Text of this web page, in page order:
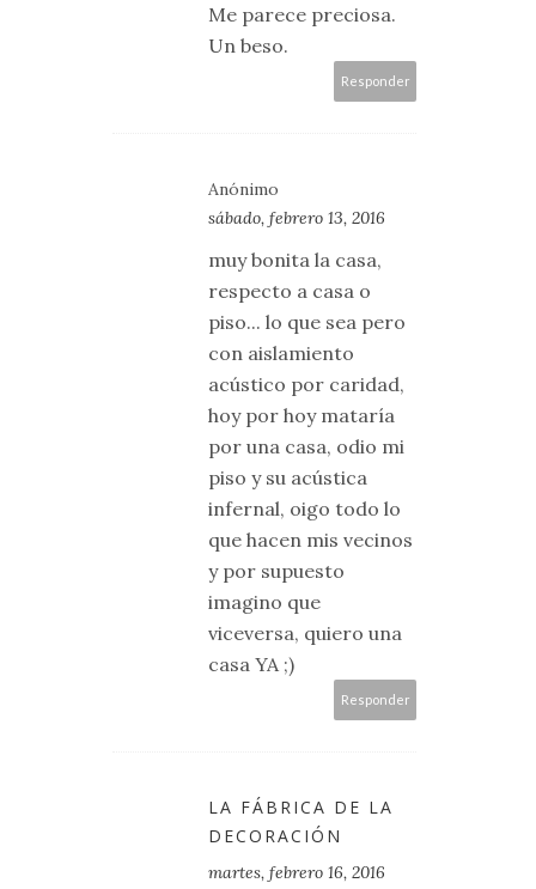
Me parece preciosa.
Un beso.
Responder
Anónimo
sábado, febrero 13, 2016
muy bonita la casa,
respecto a casa o
piso... lo que sea pero
con aislamiento
acústico por caridad,
hoy por hoy mataría
por una casa, odio mi
piso y su acústica
infernal, oigo todo lo
que hacen mis vecinos
y por supuesto
imagino que
viceversa, quiero una
casa YA ;)
Responder
LA FÁBRICA DE LA
DECORACIÓN
martes, febrero 16, 2016